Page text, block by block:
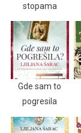
stopama
Gde sam to
pogresila